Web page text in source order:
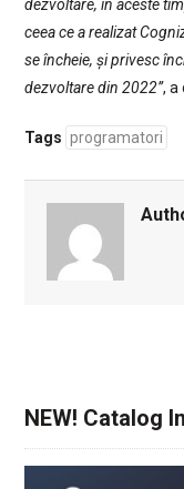
dezvoltare, în aceste
ceea ce a realizat
se încheie, și privesc
dezvoltare din 2022”, a
Tags programatori
NEW! Catalog